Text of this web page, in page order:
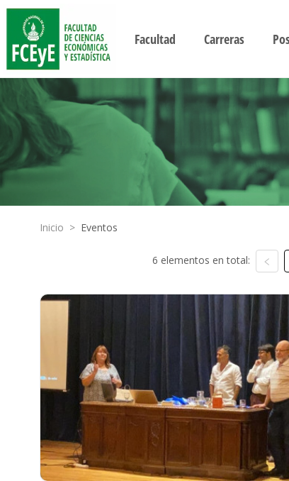
Facultad Carreras
Inicio > Eventos
6 elementos en total: